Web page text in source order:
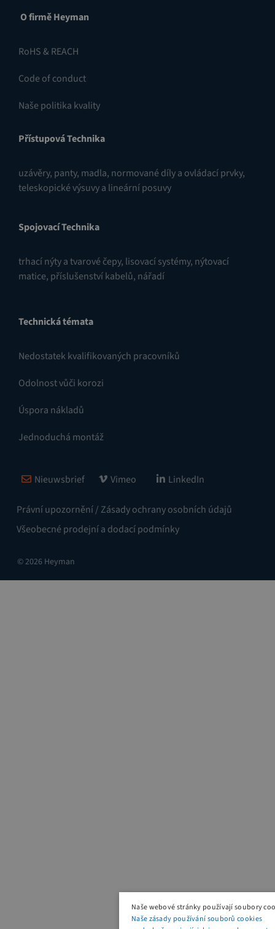
O firmě Heyman
RoHS & REACH
Code of conduct
Naše politika kvality
Přístupová Technika
uzávěry, panty, madla, normované díly a ovládací prvky,
teleskopické výsuvy a lineární posuvy
Spojovací Technika
trhací nýty a tvarové čepy, lisovací systémy, nýtovací
matice, příslušenství kabelů, nářadí
Technická témata
Nedostatek kvalifikovaných pracovníků
Odolnost vůči korozi
Úspora nákladů
Jednoduchá montáž
Právní upozornění / Zásady ochrany osobních údajů
Všeobecné prodejní a dodací podmínky
Nieuwsbrief Vimeo LinkedIn
© 2026 Heyman
Naše webové stránky používají soubory
Naše zásady používání souborů cookies